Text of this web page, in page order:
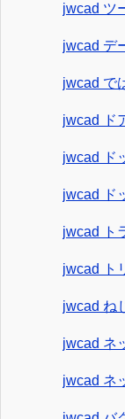
jwcad ツ
jwcad デ
jwcad で
jwcad ド
jwcad ド
jwcad ド
jwcad ト
jwcad ト
jwcad ね
jwcad ネ
jwcad ネ